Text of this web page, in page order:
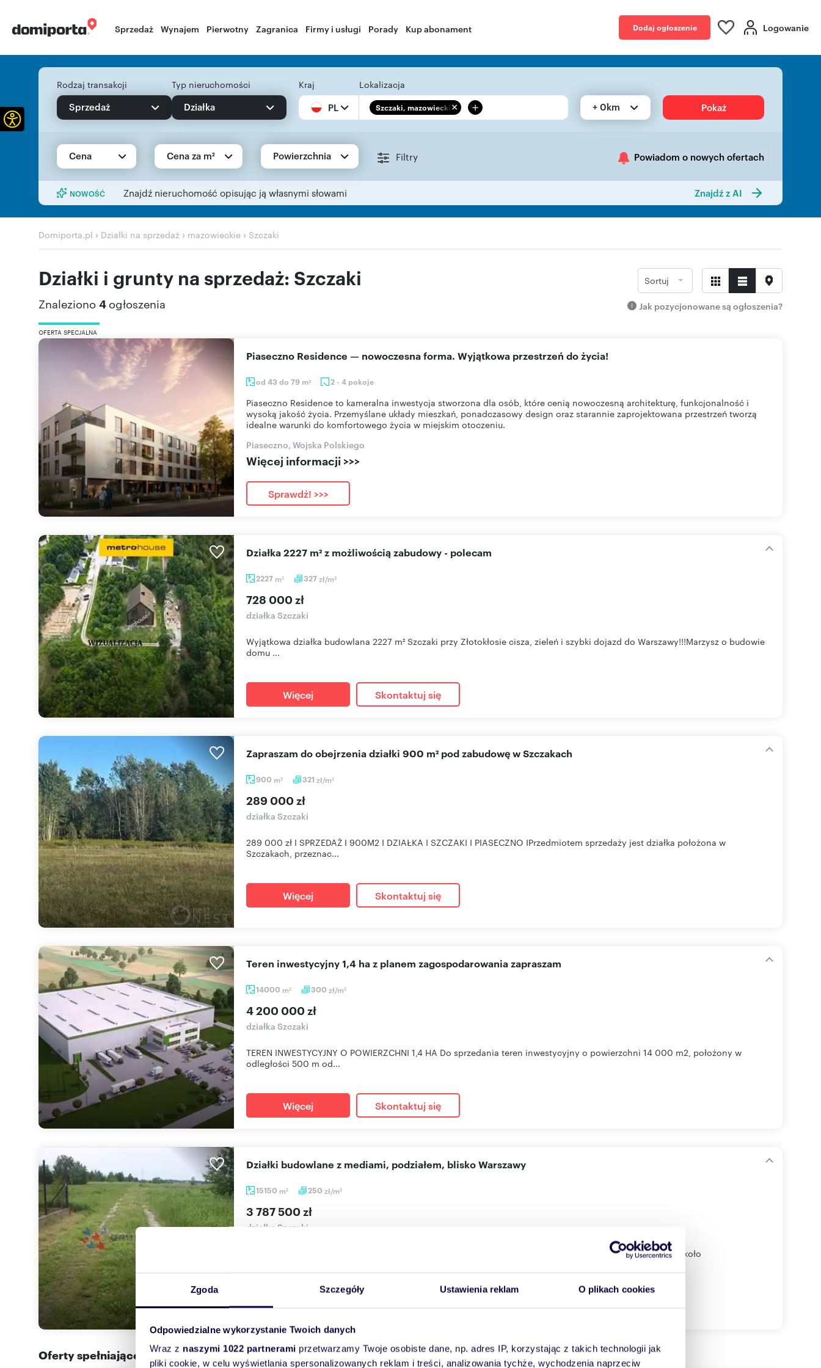
Zgoda Szczegóły Ustawienia reklam O plikach cookies
Odpowiedzialne wykorzystanie Twoich danych
Wraz z naszymi 1022 partnerami przetwarzamy Twoje osobiste dane, np. adres IP, korzystając z takich technologii jak
pliki cookie, w celu wyświetlania spersonalizowanych reklam i treści, analizowania tychże, wychodzenia naprzeciw
Sprzedaż Wynajem Pierwotny Zagranica Firmy i usługi Porady Kup abonament Dodaj ogłoszenie Logowanie
Rodzaj transakcji
Sprzedaż
Typ nieruchomości
Działka
Kraj
PL
Lokalizacja
Szczaki, mazowieckie + + 0km Pokaż
Cena Cena za m² Powierzchnia Filtry Powiadom o nowych ofertach
NOWOŚĆ Znajdź nieruchomość opisując ją własnymi słowami Znajdź z AI
Domiporta.pl › Działki na sprzedaż › mazowieckie › Szczaki
Działki i grunty na sprzedaż: Szczaki
Znaleziono 4 ogłoszenia
Sortuj
Jak pozycjonowane są ogłoszenia?
OFERTA SPECJALNA
od 43 do 79 m2 2 - 4 pokoje
Piaseczno Residence — nowoczesna forma. Wyjątkowa przestrzeń do życia!
Piaseczno Residence to kameralna inwestycja stworzona dla osób, które cenią nowoczesną architekturę, funkcjonalność i
wysoką jakość życia. Przemyślane układy mieszkań, ponadczasowy design oraz starannie zaprojektowana przestrzeń tworzą
idealne warunki do komfortowego życia w miejskim otoczeniu.
Piaseczno, Wojska Polskiego
Więcej informacji >>>
Sprawdź! >>>
2227 m2 327zł/m2
Działka 2227 m² z możliwością zabudowy - polecam
728 000 zł
działka Szczaki
Wyjątkowa działka budowlana 2227 m² Szczaki przy Złotokłosie cisza, zieleń i szybki dojazd do Warszawy!!!Marzysz o budowie
domu ...
Więcej Skontaktuj się
900 m2 321 zł/m2
Zapraszam do obejrzenia działki 900 m² pod zabudowę w Szczakach
289 000 zł
działka Szczaki
289 000 zł I SPRZEDAŻ I 900M2 I DZIAŁKA I SZCZAKI I PIASECZNO IPrzedmiotem sprzedaży jest działka położona w
Szczakach, przeznac...
Więcej Skontaktuj się
14000 m2 300 zł/m2
Teren inwestycyjny 1,4 ha z planem zagospodarowania zapraszam
4 200 000 zł
działka Szczaki
TEREN INWESTYCYJNY O POWIERZCHNI 1,4 HA Do sprzedania teren inwestycyjny o powierzchni 14 000 m2, położony w
odległości 500 m od...
Więcej Skontaktuj się
15150 m2 250 zł/m2
Działki budowlane z mediami, podziałem, blisko Warszawy
3 787 500 zł
działka Szczaki
Trzy działki budowlane z możliwością podziału po 1000m2 (jest wstępny podział), położone w Szczakach koło
Oferty spełniające Twoje kryteria w promieniu15 km(zobacz wszystkie)
Otwórz pasek narzędzi